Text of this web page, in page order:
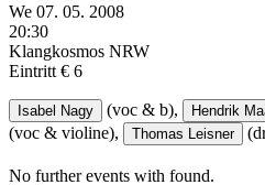
We 07. 05. 2008
20:30
Klangkosmos NRW
Eintritt € 6
Isabel Nagy (voc & b), Hendrik
(voc & violine), Thomas Leisner
No further events with found.